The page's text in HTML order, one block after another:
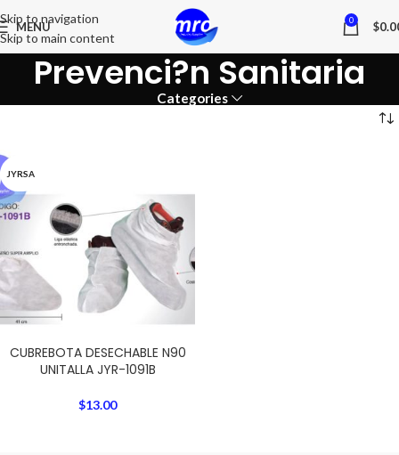
Skip to navigation
Skip to main content
MENU 0 $
Prevenci?n Sanitaria
Categories
JYRSA
CUBREBOTA DESECHABLE N90
UNITALLA JYR-1091B
$13.00